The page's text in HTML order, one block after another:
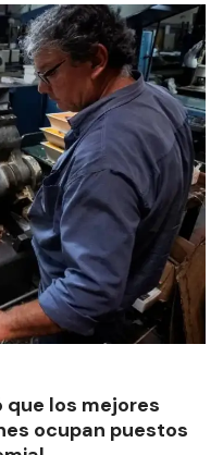
que los mejores
ocupan puestos